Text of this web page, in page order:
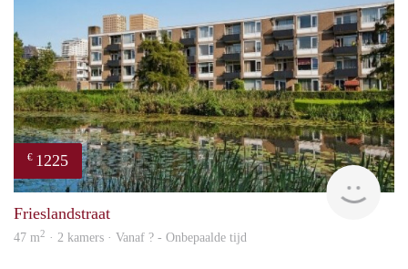
€ 1225
Frieslandstraat
47 m2 · 2 kamers · Vanaf ? - Onbepaalde tijd